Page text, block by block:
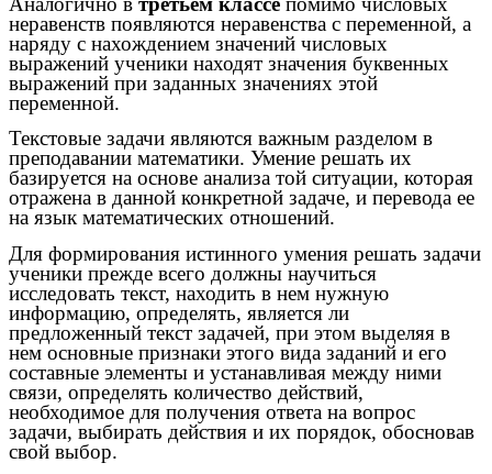
неравенств появляются неравенства с переменной, а
наряду с нахождением значений числовых
выражений ученики находят значения буквенных
выражений при заданных значениях этой
переменной.
Текстовые задачи являются важным разделом в
преподавании математики. Умение решать их
базируется на основе анализа той ситуации, которая
отражена в данной конкретной задаче, и перевода ее
на язык математических отношений.
Для формирования истинного умения решать задачи
ученики прежде всего должны научиться
исследовать текст, находить в нем нужную
информацию, определять, является ли
предложенный текст задачей, при этом выделяя в
нем основные признаки этого вида заданий и его
составные элементы и устанавливая между ними
связи, определять количество действий,
необходимое для получения ответа на вопрос
задачи, выбирать действия и их порядок, обосновав
свой выбор.